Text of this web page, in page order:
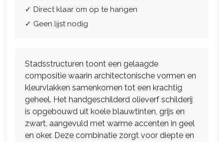
✓ Direct klaar om op te hangen
✓ Geen lijst nodig
Stadsstructuren toont een gelaagde
compositie waarin architectonische vormen en
kleurvlakken samenkomen tot een krachtig
geheel. Het handgeschilderd olieverf schilderij
is opgebouwd uit koele blauwtinten, grijs en
zwart, aangevuld met warme accenten in geel
en oker. Deze combinatie zorgt voor diepte en